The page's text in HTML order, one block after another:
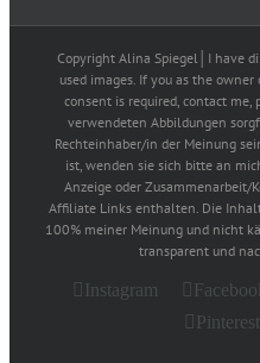
Copyright Alina Spiegel│I have
used images. If you as the
consent is required, contact me,
verwendeten Abbildungen
Rechteinhaber/in der Meinung
ist, wenden sie sich bitte an
Anzeige oder Zusammenarbeit/
Affiliate Links enthalten. Die
100% meiner Meinung und nicht
transparent und
Instagram
Pinterest